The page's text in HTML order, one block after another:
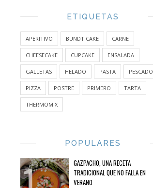
ETIQUETAS
APERITIVO BUNDT CAKE CARNE
CHEESECAKE CUPCAKE ENSALADA
GALLETAS HELADO PASTA PESCADO
PIZZA POSTRE PRIMERO TARTA
THERMOMIX
POPULARES
GAZPACHO, UNA RECETA
TRADICIONAL QUE NO FALLA EN
VERANO